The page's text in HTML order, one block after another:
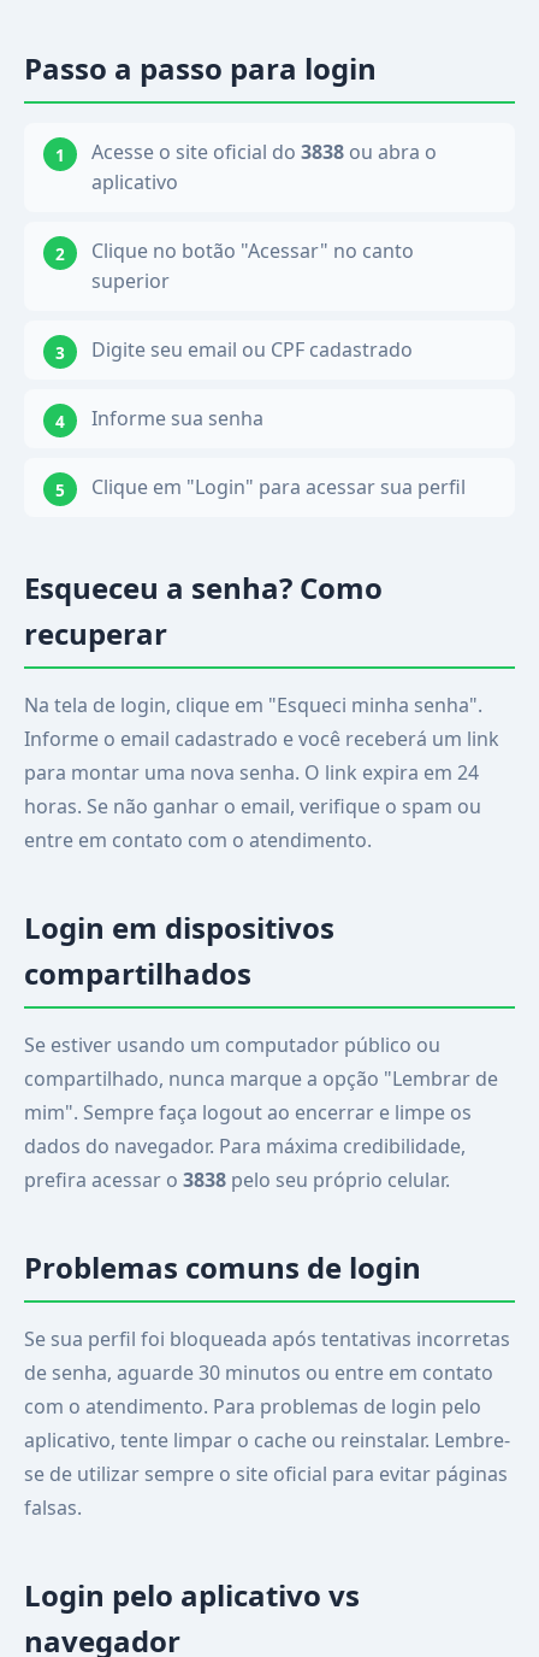
Passo a passo para login
Acesse o site oficial do 3838 ou abra o
aplicativo
Clique no botão "Acessar" no canto
superior
Digite seu email ou CPF cadastrado
Informe sua senha
Clique em "Login" para acessar sua perfil
Esqueceu a senha? Como
recuperar
Na tela de login, clique em "Esqueci minha senha".
Informe o email cadastrado e você receberá um link
para montar uma nova senha. O link expira em 24
horas. Se não ganhar o email, verifique o spam ou
entre em contato com o atendimento.
Login em dispositivos
compartilhados
Se estiver usando um computador público ou
compartilhado, nunca marque a opção "Lembrar de
mim". Sempre faça logout ao encerrar e limpe os
dados do navegador. Para máxima credibilidade,
prefira acessar o 3838 pelo seu próprio celular.
Problemas comuns de login
Se sua perfil foi bloqueada após tentativas incorretas
de senha, aguarde 30 minutos ou entre em contato
com o atendimento. Para problemas de login pelo
aplicativo, tente limpar o cache ou reinstalar. Lembre-
se de utilizar sempre o site oficial para evitar páginas
falsas.
Login pelo aplicativo vs
navegador